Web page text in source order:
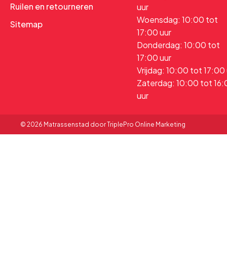
Ruilen en retourneren
Sitemap
uur
Woensdag: 10:00 tot
17:00 uur
Donderdag: 10:00 tot
17:00 uur
Vrijdag: 10:00 tot 17:00
Zaterdag: 10:00 tot
uur
© 2026 Matrassenstad door TriplePro Online Marketing